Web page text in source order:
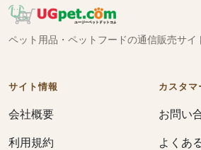
ペット用品・ペットフードの通信販売サイ
サイト情報
会社概要
利用規約
カスタマ
お問い
よくあ